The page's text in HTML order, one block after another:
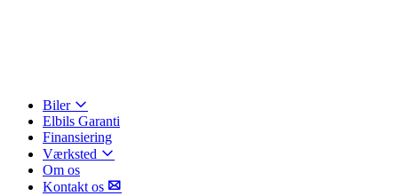
Biler
Elbils Garanti
Finansiering
Værksted
Om os
Kontakt os